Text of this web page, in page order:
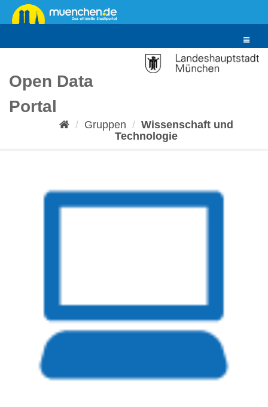
Überspringen
zum
Toggle
Open Data
Portal
Gruppen
Wissenschaft und
Technologie